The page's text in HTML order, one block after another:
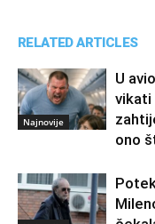
RELATED ARTICLES
Najnovije
U
vikati
ono